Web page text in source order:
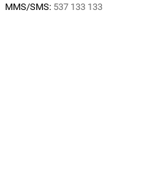
MMS/SMS: 537 133 133